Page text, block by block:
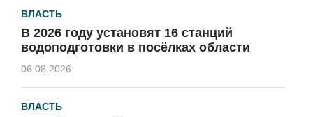
ВЛАСТЬ
В 2026 году установят 16 станций
водоподготовки в посёлках области
06.08.2026
ВЛАСТЬ